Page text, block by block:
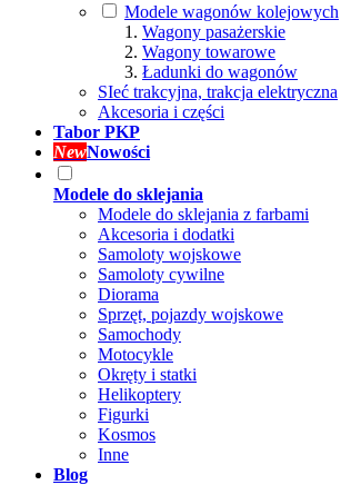
Modele wagonów kolejowych
Wagony pasażerskie
Wagony towarowe
Ładunki do wagonów
SIeć trakcyjna, trakcja elektryczna
Akcesoria i części
Tabor PKP
NewNowości
Modele do sklejania
Modele do sklejania z farbami
Akcesoria i dodatki
Samoloty wojskowe
Samoloty cywilne
Diorama
Sprzęt, pojazdy wojskowe
Samochody
Motocykle
Okręty i statki
Helikoptery
Figurki
Kosmos
Inne
Blog